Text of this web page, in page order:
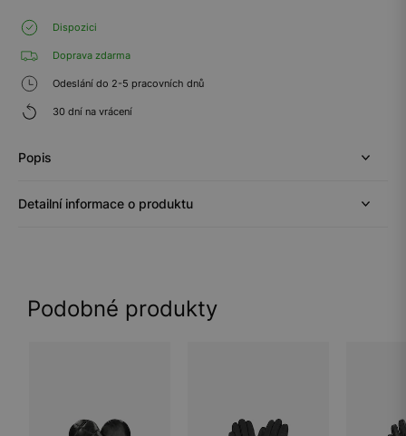
Dispozici
Doprava zdarma
Odeslání do 2-5 pracovních dnů
30 dní na vrácení
Popis
Detailní informace o produktu
Podobné produkty